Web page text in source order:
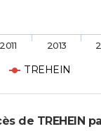
TREHEIN
2011 2013
de TREHEIN